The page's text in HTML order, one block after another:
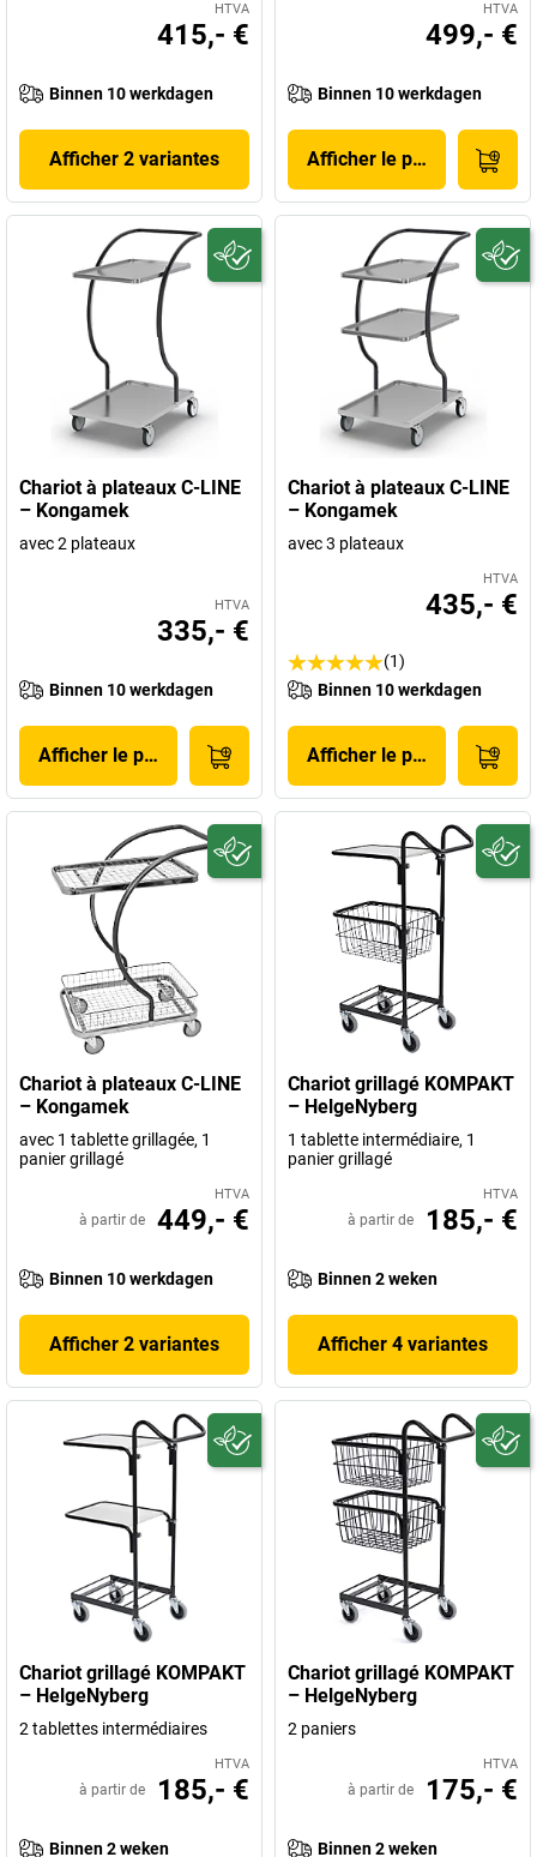
HTVA
415,- €
Binnen 10 werkdagen
Afficher 2 variantes
HTVA
499,- €
Binnen 10 werkdagen
Afficher le produit
Chariot à plateaux C-LINE
– Kongamek
avec 2 plateaux
HTVA
335,- €
Binnen 10 werkdagen
Afficher le produit
Chariot à plateaux C-LINE
– Kongamek
avec 3 plateaux
HTVA
435,- €
(1)
Binnen 10 werkdagen
Afficher le produit
Chariot à plateaux C-LINE
– Kongamek
avec 1 tablette grillagée, 1
panier grillagé
HTVA
à partir de 449,- €
Binnen 10 werkdagen
Afficher 2 variantes
Chariot grillagé KOMPAKT
– HelgeNyberg
1 tablette intermédiaire, 1
panier grillagé
HTVA
à partir de 185,- €
Binnen 2 weken
Afficher 4 variantes
Chariot grillagé KOMPAKT
– HelgeNyberg
2 tablettes intermédiaires
HTVA
à partir de 185,- €
Binnen 2 weken
Chariot grillagé KOMPAKT
– HelgeNyberg
2 paniers
HTVA
à partir de 175,- €
Binnen 2 weken